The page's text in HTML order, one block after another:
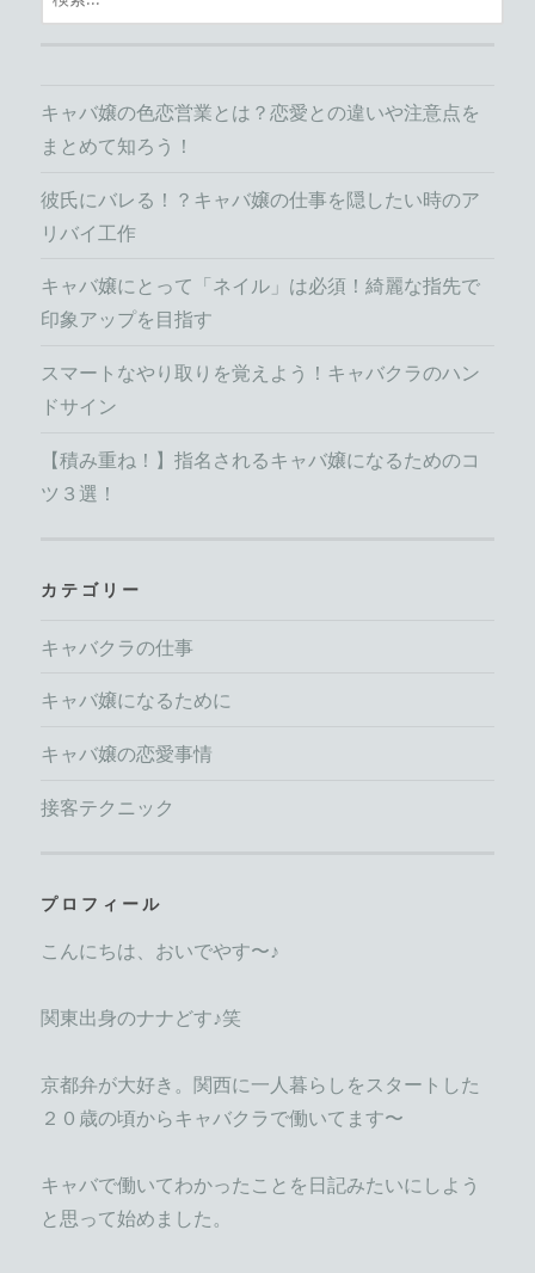
索:
キャバ嬢の色恋営業とは？恋愛との違いや注意点を
まとめて知ろう！
彼氏にバレる！？キャバ嬢の仕事を隠したい時のア
リバイ工作
キャバ嬢にとって「ネイル」は必須！綺麗な指先で
印象アップを目指す
スマートなやり取りを覚えよう！キャバクラのハン
ドサイン
【積み重ね！】指名されるキャバ嬢になるためのコ
ツ３選！
カテゴリー
キャバクラの仕事
キャバ嬢になるために
キャバ嬢の恋愛事情
接客テクニック
プロフィール
こんにちは、おいでやす〜♪
関東出身のナナどす♪笑
京都弁が大好き。関西に一人暮らしをスタートした
２０歳の頃からキャバクラで働いてます〜
キャバで働いてわかったことを日記みたいにしよう
と思って始めました。